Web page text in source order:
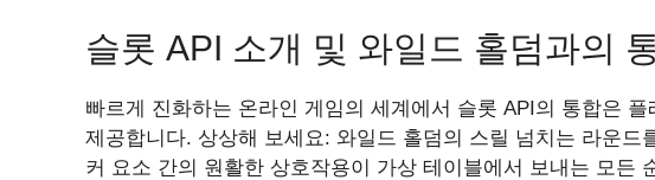
슬롯 API 소개 및 와일드 홀덤과의
빠르게 진화하는 온라인 게임의 세계에서 슬롯 API의 통합은
제공합니다. 상상해 보세요: 와일드 홀덤의 스릴 넘치는 라운드
커 요소 간의 원활한 상호작용이 가상 테이블에서 보내는 모든